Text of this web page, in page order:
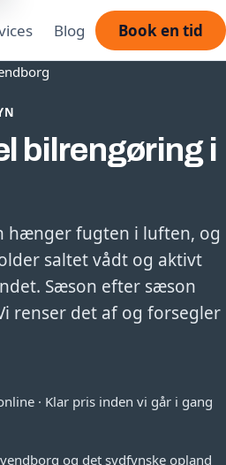
Blog Book en tid
bilrengøring i
hænger fugten i luften, og
saltet vådt og aktivt
Sæson efter sæson
renser det af og forsegler
· Klar pris inden vi går i gang
og det sydfynske opland